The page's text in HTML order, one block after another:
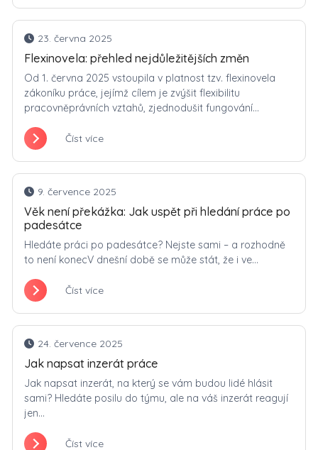
23. června 2025
Flexinovela: přehled nejdůležitějších změn
Od 1. června 2025 vstoupila v platnost tzv. flexinovela
zákoníku práce, jejímž cílem je zvýšit flexibilitu
pracovněprávních vztahů, zjednodušit fungování...
Číst více
9. července 2025
Věk není překážka: Jak uspět při hledání práce po
padesátce
Hledáte práci po padesátce? Nejste sami – a rozhodně
to není konecV dnešní době se může stát, že i ve...
Číst více
24. července 2025
Jak napsat inzerát práce
Jak napsat inzerát, na který se vám budou lidé hlásit
sami? Hledáte posilu do týmu, ale na váš inzerát reagují
jen...
Číst více